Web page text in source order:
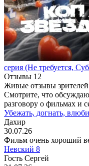
серия (Не требуется,
Отзывы 12
Живые отзывы зрителей
Смотрите, что
разговору о фильмах и
Убежать, догнать,
Дахир
30.07.26
Фильм очень хороший
Невский 8
Гость Сергей